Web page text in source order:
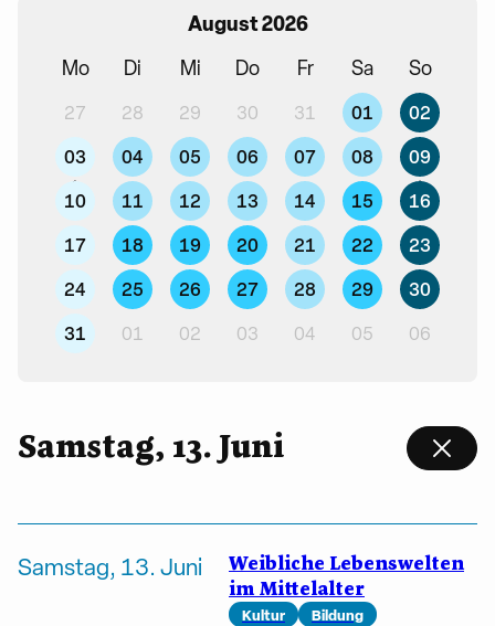
August 2026
Mo Di Mi Do Fr Sa So
27 28 29 30 31 01
02
03
04 05 06 07 08
09
10
11 12 13 14 15
16
17
18 19 20 21 22
23
24
25 26 27 28 29
30
31
01 02 03 04 05 06
Samstag, 13. Juni
Samstag, 13. Juni
Weibliche Lebenswelten
im Mittelalter
Kultur Bildung